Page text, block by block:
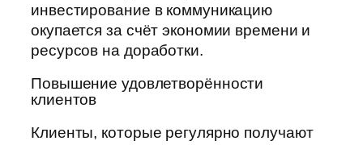
инвестирование в коммуникацию
окупается за счёт экономии времени и
ресурсов на доработки.
Повышение удовлетворённости
клиентов
Клиенты, которые регулярно получают